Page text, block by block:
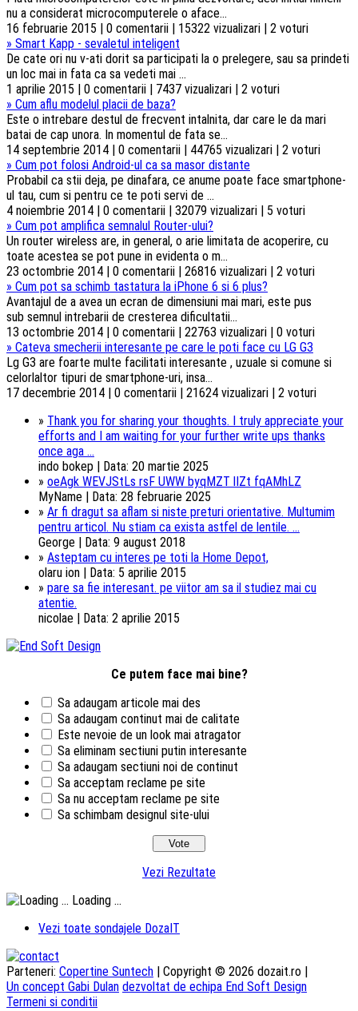
nu a considerat microcomputerele o aface...
16 februarie 2015 | 0 comentarii | 15322 vizualizari | 2 voturi
» Smart Kapp - sevaletul inteligent
De cate ori nu v-ati dorit sa participati la o prelegere, sau sa prindeti
un loc mai in fata ca sa vedeti mai ...
1 aprilie 2015 | 0 comentarii | 7437 vizualizari | 2 voturi
» Cum aflu modelul placii de baza?
Este o intrebare destul de frecvent intalnita, dar care le da mari
batai de cap unora. In momentul de fata se...
14 septembrie 2014 | 0 comentarii | 44765 vizualizari | 2 voturi
» Cum pot folosi Android-ul ca sa masor distante
Probabil ca stii deja, pe dinafara, ce anume poate face smartphone-
ul tau, cum si pentru ce te poti servi de ...
4 noiembrie 2014 | 0 comentarii | 32079 vizualizari | 5 voturi
» Cum pot amplifica semnalul Router-ului?
Un router wireless are, in general, o arie limitata de acoperire, cu
toate acestea se pot pune in evidenta o m...
23 octombrie 2014 | 0 comentarii | 26816 vizualizari | 2 voturi
» Cum pot sa schimb tastatura la iPhone 6 si 6 plus?
Avantajul de a avea un ecran de dimensiuni mai mari, este pus
sub semnul intrebarii de cresterea dificultatii...
13 octombrie 2014 | 0 comentarii | 22763 vizualizari | 0 voturi
» Cateva smecherii interesante pe care le poti face cu LG G3
Lg G3 are foarte multe facilitati interesante , uzuale si comune si
celorlaltor tipuri de smartphone-uri, insa...
17 decembrie 2014 | 0 comentarii | 21624 vizualizari | 2 voturi
» Thank you for sharing your thoughts. I truly appreciate your
efforts and I am waiting for your further write ups thanks
once aga ...
indo bokep | Data: 20 martie 2025
» oeAgk WEVJStLs rsF UWW byqMZT lIZt fqAMhLZ
MyName | Data: 28 februarie 2025
» Ar fi dragut sa aflam si niste preturi orientative. Multumim
pentru articol. Nu stiam ca exista astfel de lentile. ...
George | Data: 9 august 2018
» Asteptam cu interes pe toti la Home Depot,
olaru ion | Data: 5 aprilie 2015
» pare sa fie interesant. pe viitor am sa il studiez mai cu
atentie.
nicolae | Data: 2 aprilie 2015
Ce putem face mai bine?
Sa adaugam articole mai des
Sa adaugam continut mai de calitate
Este nevoie de un look mai atragator
Sa eliminam sectiuni putin interesante
Sa adaugam sectiuni noi de continut
Sa acceptam reclame pe site
Sa nu acceptam reclame pe site
Sa schimbam designul site-ului
Vezi Rezultate
Loading ...
Vezi toate sondajele DozaIT
Parteneri: Copertine Suntech | Copyright © 2026 dozait.ro |
Un concept Gabi Dulan dezvoltat de echipa End Soft Design
Termeni si conditii